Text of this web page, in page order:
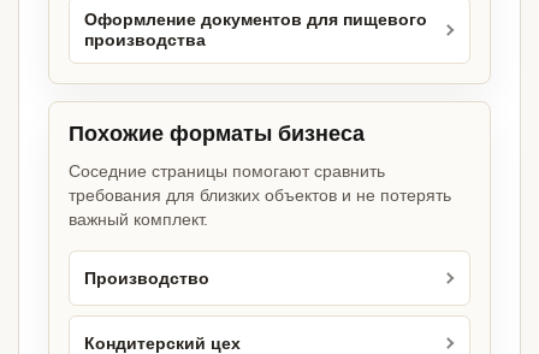
Оформление документов для пищевого
производства
Похожие форматы бизнеса
Соседние страницы помогают сравнить
требования для близких объектов и не потерять
важный комплект.
Производство
Кондитерский цех